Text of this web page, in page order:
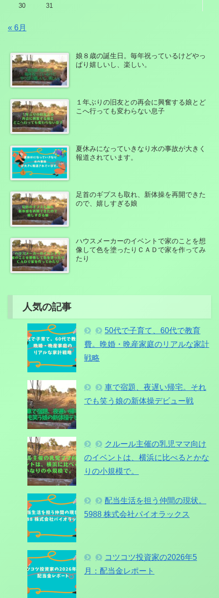
30
31
« 6月
娘８歳の誕生日。毎年祝っているけどやっ
ぱり嬉しいし、楽しい。
１年ぶりの旧友との再会に興奮する娘とど
こへ行っても変わらない息子
夏休みになっていきなり水の事故が大きく
報道されています。
足首のギプスも取れ、新体操を再開できた
ので、嬉しすぎる娘
ハウスメーカーのイベントで家のことを想
像して色を塗ったりＣＡＤで家を作ってみ
たり
人気の記事
50代で子育て、60代で教育
費。晩婚・晩産家庭のリアルな家計
戦略
車で宿題、夜遅い帰宅。それ
でも笑う娘の新体操デビュー戦
クルール主催の乳児ママ向け
のイベントは、横浜に比べるとかな
りの小規模で。
配当生活を担う仲間の現状。
5988 株式会社パイオラックス
コツコツ投資家の2026年5
月：配当金レポート